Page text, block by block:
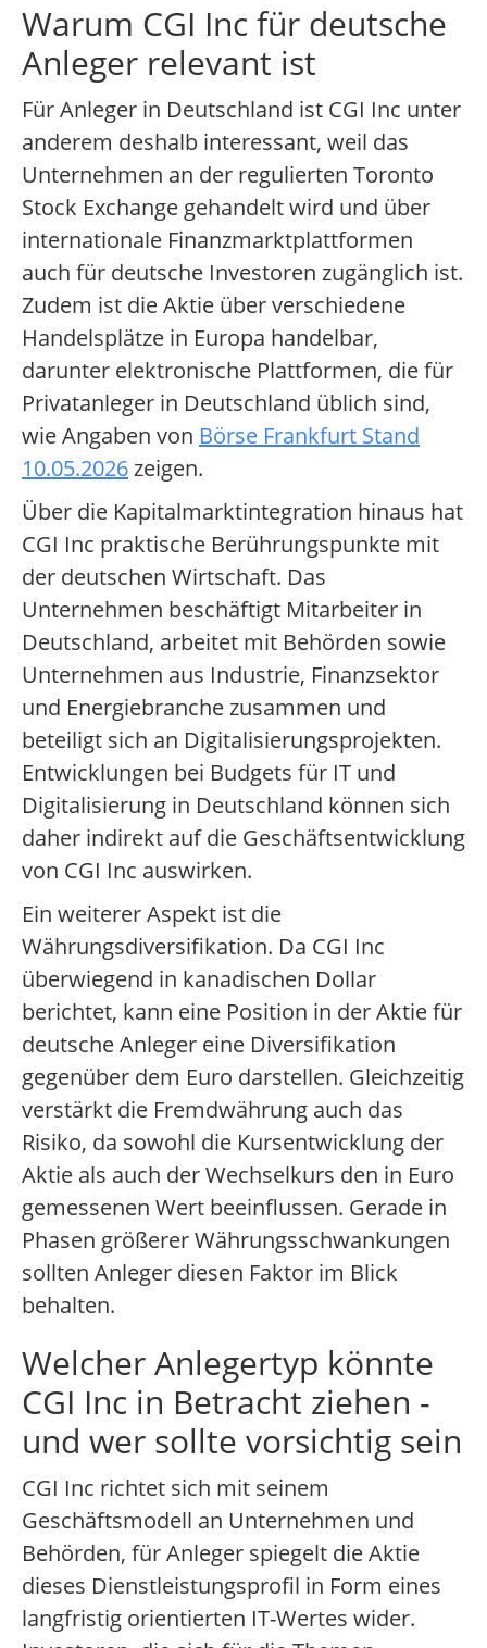
Warum CGI Inc für deutsche
Anleger relevant ist
Für Anleger in Deutschland ist CGI Inc unter
anderem deshalb interessant, weil das
Unternehmen an der regulierten Toronto
Stock Exchange gehandelt wird und über
internationale Finanzmarktplattformen
auch für deutsche Investoren zugänglich ist.
Zudem ist die Aktie über verschiedene
Handelsplätze in Europa handelbar,
darunter elektronische Plattformen, die für
Privatanleger in Deutschland üblich sind,
wie Angaben von Börse Frankfurt Stand
10.05.2026zeigen.
Über die Kapitalmarktintegration hinaus hat
CGI Inc praktische Berührungspunkte mit
der deutschen Wirtschaft. Das
Unternehmen beschäftigt Mitarbeiter in
Deutschland, arbeitet mit Behörden sowie
Unternehmen aus Industrie, Finanzsektor
und Energiebranche zusammen und
beteiligt sich an Digitalisierungsprojekten.
Entwicklungen bei Budgets für IT und
Digitalisierung in Deutschland können sich
daher indirekt auf die Geschäftsentwicklung
von CGI Inc auswirken.
Ein weiterer Aspekt ist die
Währungsdiversifikation. Da CGI Inc
überwiegend in kanadischen Dollar
berichtet, kann eine Position in der Aktie für
deutsche Anleger eine Diversifikation
gegenüber dem Euro darstellen. Gleichzeitig
verstärkt die Fremdwährung auch das
Risiko, da sowohl die Kursentwicklung der
Aktie als auch der Wechselkurs den in Euro
gemessenen Wert beeinflussen. Gerade in
Phasen größerer Währungsschwankungen
sollten Anleger diesen Faktor im Blick
behalten.
Welcher Anlegertyp könnte
CGI Inc in Betracht ziehen -
und wer sollte vorsichtig sein
CGI Inc richtet sich mit seinem
Geschäftsmodell an Unternehmen und
Behörden, für Anleger spiegelt die Aktie
dieses Dienstleistungsprofil in Form eines
langfristig orientierten IT-Wertes wider.